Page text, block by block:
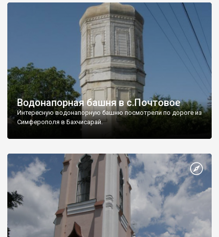
Водонапорная башня в с.Почтовое
Интересную водонапорную башню посмотрели по дороге из
Симферополя в Бахчисарай.